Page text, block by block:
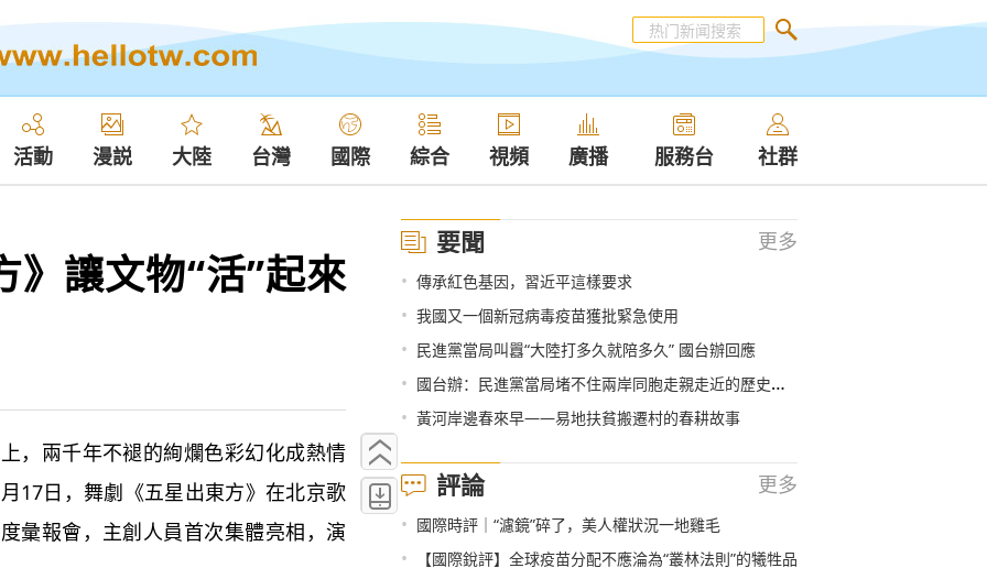
活動 漫説 大陸 台灣 國際 綜合 視頻 廣播 服務台 社群
》讓文物“活”起來
兩千年不褪的絢爛色彩幻化成熱情
17日，舞劇《五星出東方》在北京歌
彙報會，主創人員首次集體亮相，演
要聞 更多
• 傳承紅色基因，習近平這樣要求
• 我國又一個新冠病毒疫苗獲批緊急使用
• 民進黨當局叫囂“大陸打多久就陪多久” 國台辦回應
• 國台辦：民進黨當局堵不住兩岸同胞走親走近的歷史趨勢
• 黃河岸邊春來早——易地扶貧搬遷村的春耕故事
評論 更多
• 國際時評｜“濾鏡”碎了，美人權狀況一地雞毛
• 【國際銳評】全球疫苗分配不應淪為“叢林法則”的犧牲品